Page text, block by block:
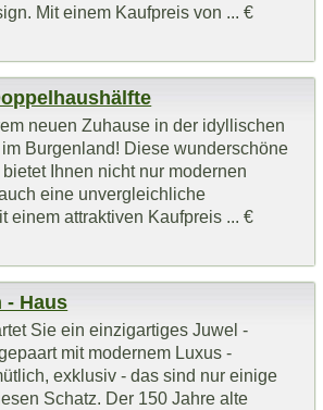
Mit einem Kaufpreis von ... €
neuen Zuhause in der idyllischen
Burgenland! Diese wunderschöne
Ihnen nicht nur modernen
eine unvergleichliche
einem attraktiven Kaufpreis ... €
- Haus
Sie ein einzigartiges Juwel -
mit modernem Luxus -
exklusiv - das sind nur einige
Schatz. Der 150 Jahre alte